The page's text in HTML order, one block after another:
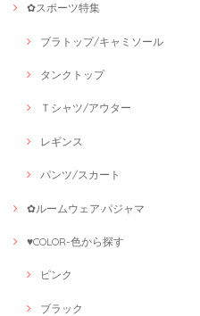
✿スポーツ特集
ブラトップ/キャミソール
タンクトップ
Ｔシャツ/アウター
レギンス
パンツ/スカート
✿ルームウェア·パジャマ
♥COLOR-色から探す
ピンク
ブラック